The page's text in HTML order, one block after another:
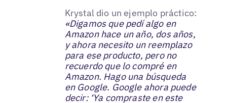
Krystal dio un ejemplo práctico:
«Digamos que pedí algo en
Amazon hace un año, dos años,
y ahora necesito un reemplazo
para ese producto, pero no
recuerdo que lo compré en
Amazon. Hago una búsqueda
en Google. Google ahora puede
decir: ‘Ya compraste en este